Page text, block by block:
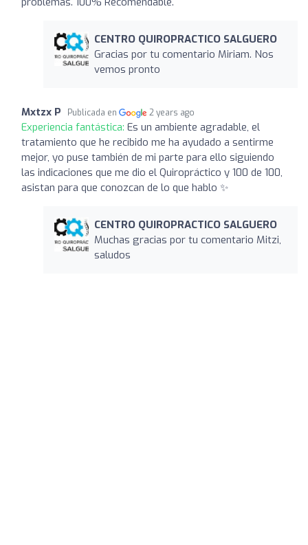
CENTRO QUIROPRACTICO SALGUERO
Gracias por tu comentario Miriam. Nos
vemos pronto
Mxtzx P Publicada en 2 years ago
Experiencia fantástica: Es un ambiente agradable, el
tratamiento que he recibido me ha ayudado a sentirme
mejor, yo puse también de mi parte para ello siguiendo
las indicaciones que me dio el Quiropráctico y 100 de 100,
asistan para que conozcan de lo que hablo ✨
CENTRO QUIROPRACTICO SALGUERO
Muchas gracias por tu comentario Mitzi,
saludos